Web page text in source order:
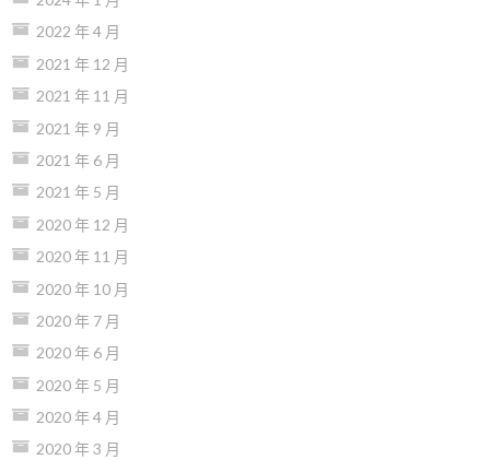
2022 年 4 月
2021 年 12 月
2021 年 11 月
2021 年 9 月
2021 年 6 月
2021 年 5 月
2020 年 12 月
2020 年 11 月
2020 年 10 月
2020 年 7 月
2020 年 6 月
2020 年 5 月
2020 年 4 月
2020 年 3 月